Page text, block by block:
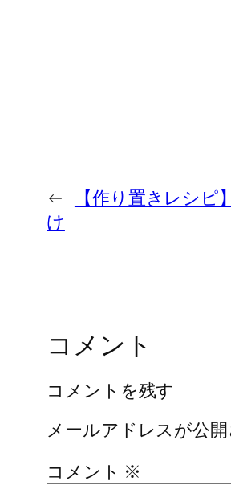
←
【作り置きレシ
け
コメント
コメントを残す
メールアドレスが公
コメント ※